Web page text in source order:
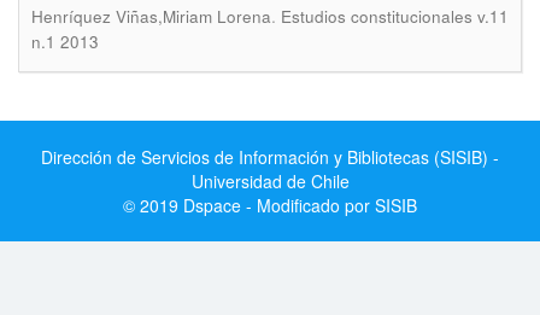
Henríquez Viñas,Miriam Lorena. Estudios constitucionales v.11
n.1 2013
Dirección de Servicios de Información y Bibliotecas (SISIB) -
Universidad de Chile
© 2019 Dspace - Modificado por SISIB